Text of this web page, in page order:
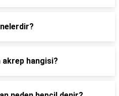
hangisi?